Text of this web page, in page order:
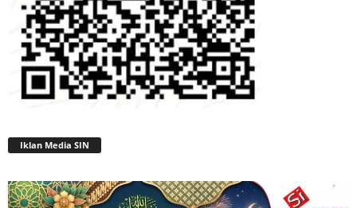
Iklan Media SIN